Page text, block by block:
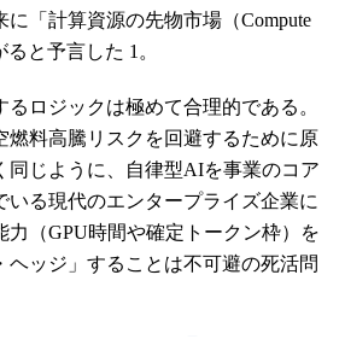
に「計算資源の先物市場（Compute
ると予言した 1 。
ロジックは極めて合理的である。
燃料高騰リスクを回避するために原
同じように、自律型AIを事業のコア
いる現代のエンタープライズ企業に
力（GPU時間や確定トークン枠）を
ヘッジ」することは不可避の死活問